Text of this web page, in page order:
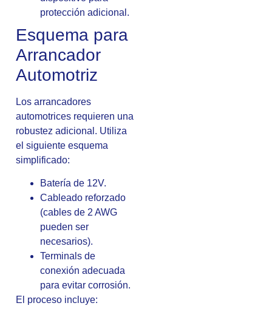
protección adicional.
Esquema para
Arrancador
Automotriz
Los arrancadores
automotrices requieren una
robustez adicional. Utiliza
el siguiente esquema
simplificado:
Batería de 12V.
Cableado reforzado
(cables de 2 AWG
pueden ser
necesarios).
Terminals de
conexión adecuada
para evitar corrosión.
El proceso incluye: